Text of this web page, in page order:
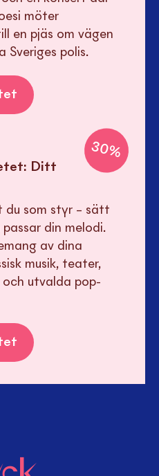
möter
en pjäs om vägen
Sveriges polis.
Ditt
som styr – sätt
din melodi.
av dina
musik, teater,
och utvalda pop-
30%